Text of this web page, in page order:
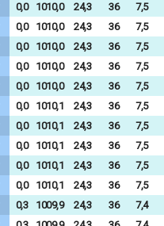
0,0 1010,0 24,3 36
7,5
0,0 1010,0 24,3 36
7,5
0,0 1010,0 24,3 36
7,5
0,0 1010,0 24,3 36
7,5
0,0 1010,0 24,3 36
7,5
0,0 1010,1 24,3 36
7,5
0,0 1010,1 24,3 36
7,5
0,0 1010,1 24,3 36
7,5
0,0 1010,1 24,3 36
7,5
0,0 1010,1 24,3 36
7,5
0,3 1009,9 24,3 36
7,4